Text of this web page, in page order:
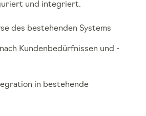
und integriert.
des bestehenden Systems
Kundenbedürfnissen und -
in bestehende